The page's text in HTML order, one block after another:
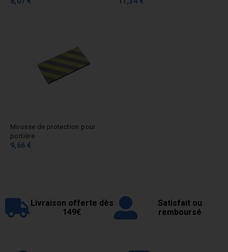
Mousse de protection pour
portière
9,66 €
Livraison offerte dès
149€
Satisfait ou
remboursé